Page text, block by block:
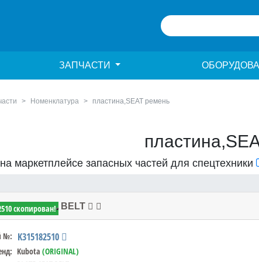
ЗАПЧАСТИ
Номенклатура пластина,SEAT ремень
маркетплейсе запасных частей для спецтехники
BELT
№: K315182510
Kubota (ORIGINAL)
скопирован!